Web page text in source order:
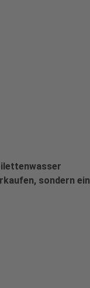
sondern ein